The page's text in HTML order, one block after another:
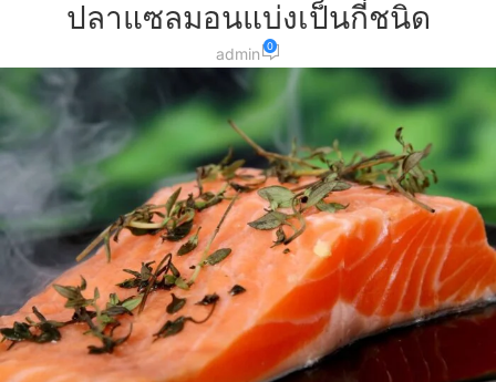
ปลาแซลมอนแบ่งเป็นกี่ชนิด
admin 0